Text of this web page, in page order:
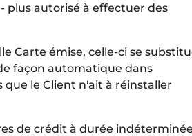
plus autorisé à effectuer des
Carte émise, celle-ci se
façon automatique dans
que le Client n'ait à réinstaller
de crédit à durée